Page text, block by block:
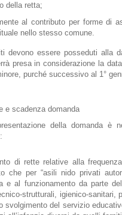
della retta;
al contributo per forme di
nello stesso comune.
devono essere posseduti alla
presa in considerazione la
purché successivo al 1°
e scadenza domanda
della domanda è
di rette relative alla
che per “asili nido privati
e al funzionamento da parte
strutturali, igienico-sanitari,
svolgimento del servizio